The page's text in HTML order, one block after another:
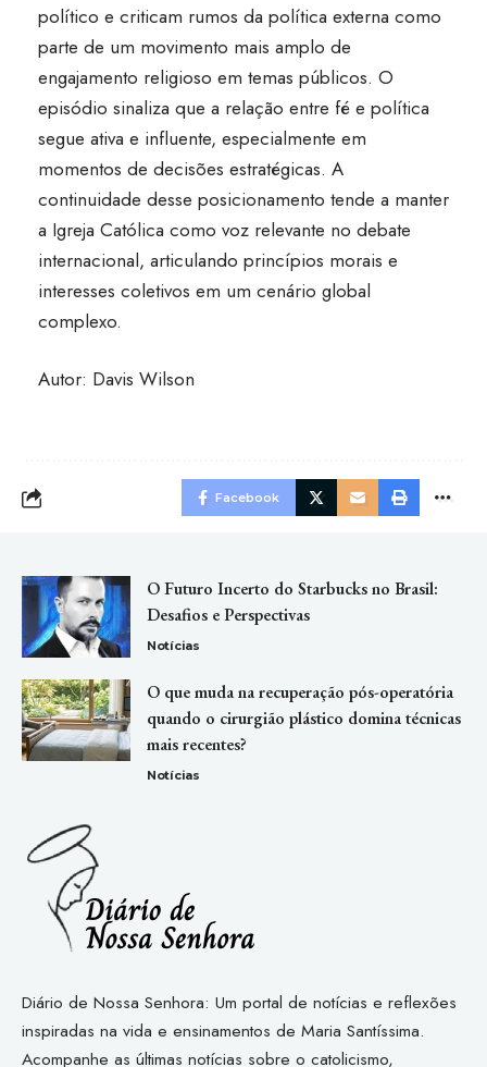
político e criticam rumos da política externa como
parte de um movimento mais amplo de
engajamento religioso em temas públicos. O
episódio sinaliza que a relação entre fé e política
segue ativa e influente, especialmente em
momentos de decisões estratégicas. A
continuidade desse posicionamento tende a manter
a Igreja Católica como voz relevante no debate
internacional, articulando princípios morais e
interesses coletivos em um cenário global
complexo.
Autor: Davis Wilson
Facebook
O Futuro Incerto do Starbucks no Brasil:
Desafios e Perspectivas
Notícias
O que muda na recuperação pós-operatória
quando o cirurgião plástico domina técnicas
mais recentes?
Notícias
Diário de Nossa Senhora: Um portal de notícias e reflexões
inspiradas na vida e ensinamentos de Maria Santíssima.
Acompanhe as últimas notícias sobre o catolicismo,